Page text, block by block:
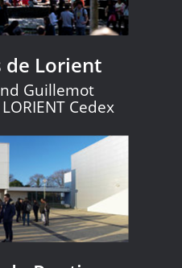
de Lorient
Guillemot
Cedex